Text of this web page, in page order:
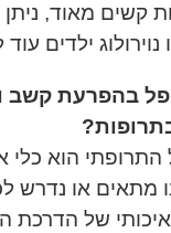
קשים מאוד,
ילדים עוד
בהפרעת קשב
התרופתי הוא כלי
מתאים או נדרש
של הדרכת